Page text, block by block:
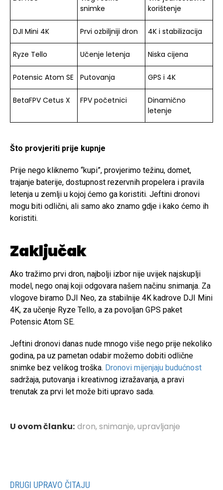
snimke
korištenje
DJI Mini 4K Prvi ozbiljniji dron 4K i stabilizacija
Ryze Tello Učenje letenja Niska cijena
Potensic Atom SE Putovanja GPS i 4K
BetaFPV Cetus X FPV početnici
Dinamično
letenje
Što provjeriti prije kupnje
Prije nego kliknemo “kupi”, provjerimo težinu, domet,
trajanje baterije, dostupnost rezervnih propelera i pravila
letenja u zemlji u kojoj ćemo ga koristiti. Jeftini dronovi
mogu biti odlični, ali samo ako znamo gdje i kako ćemo ih
koristiti.
Zaključak
Ako tražimo prvi dron, najbolji izbor nije uvijek najskuplji
model, nego onaj koji odgovara našem načinu snimanja. Za
vlogove biramo DJI Neo, za stabilnije 4K kadrove DJI Mini
4K, za učenje Ryze Tello, a za povoljan GPS paket
Potensic Atom SE.
Jeftini dronovi danas nude mnogo više nego prije nekoliko
godina, pa uz pametan odabir možemo dobiti odlične
snimke bez velikog troška. Dronovi mijenjaju budućnost
sadržaja, putovanja i kreativnog izražavanja, a pravi
trenutak za prvi let može biti upravo sada.
U ovom članku: dron,snimanje,upravljanje
DRUGI UPRAVO ČITAJU